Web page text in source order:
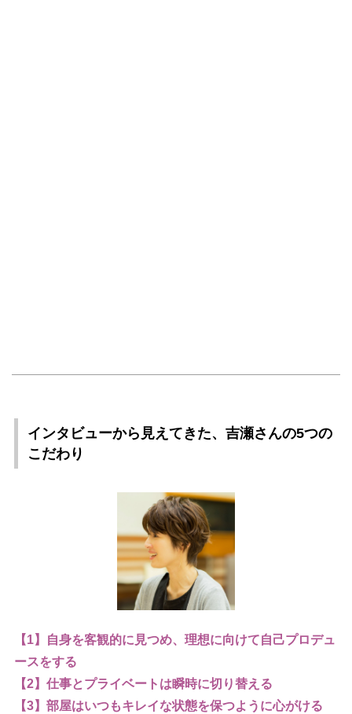
インタビューから見えてきた、吉瀬さんの5つの
こだわり
【1】自身を客観的に見つめ、理想に向けて自己プロデュ
ースをする
【2】仕事とプライベートは瞬時に切り替える
【3】部屋はいつもキレイな状態を保つように心がける